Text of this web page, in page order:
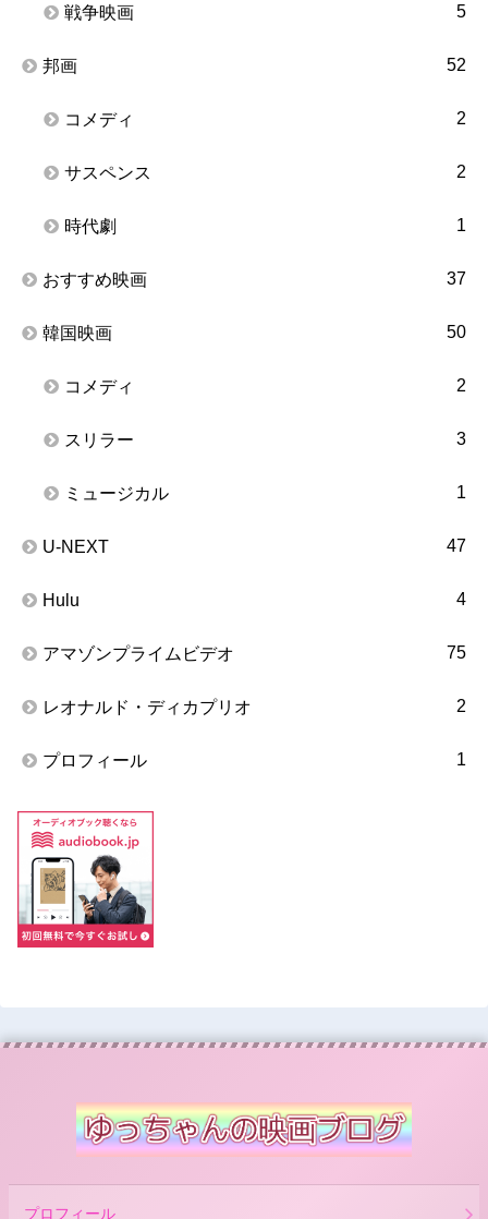
戦争映画 5
邦画 52
コメディ 2
サスペンス 2
時代劇 1
おすすめ映画 37
韓国映画 50
コメディ 2
スリラー 3
ミュージカル 1
U-NEXT 47
Hulu 4
アマゾンプライムビデオ 75
レオナルド・ディカプリオ 2
プロフィール 1
プロフィール